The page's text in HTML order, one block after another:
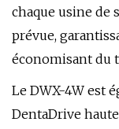
chaque usine de
prévue,
économisant du
Le DWX-4W est
DentaDrive